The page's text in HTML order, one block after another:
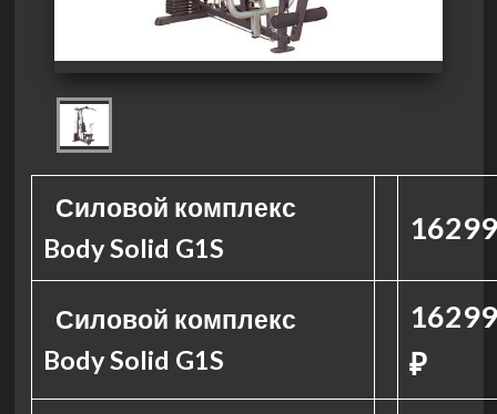
Силовой комплекс
Body Solid G1S
Силовой комплекс
Body Solid G1S
₽